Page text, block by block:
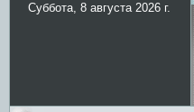
Суббота, 8 августа 2026 г.